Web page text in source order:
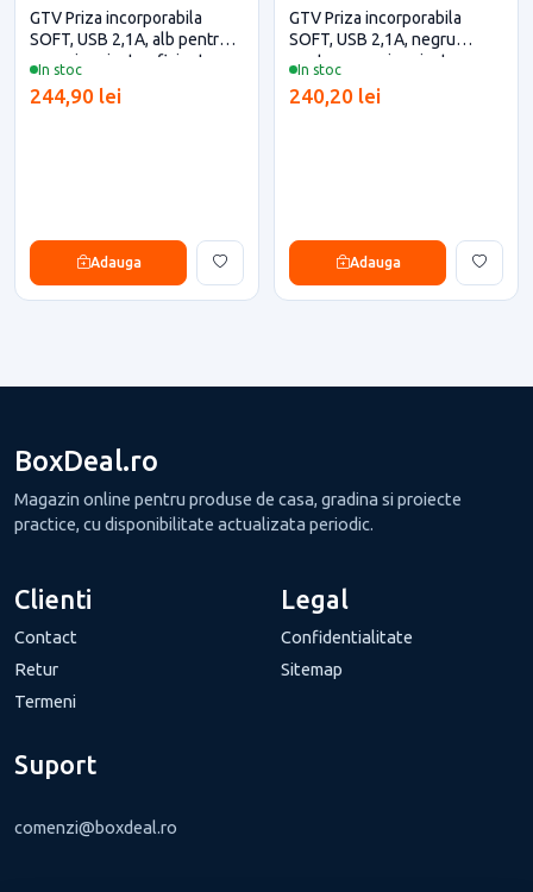
In stoc
GTV Priza incorporabila
SOFT, USB 2,1A, alb pentru
casa si proiecte eficiente
244,90 lei
Adauga
In stoc
GTV Priza incorporabila
SOFT, USB 2,1A, negru
pentru casa si proiecte
240,20 lei
Adauga
BoxDeal.ro
Magazin online pentru produse de casa, gradina si proiecte
practice, cu disponibilitate actualizata periodic.
Clienti
Contact
Retur
Termeni
Legal
Confidentialitate
Sitemap
Suport
comenzi@boxdeal.ro